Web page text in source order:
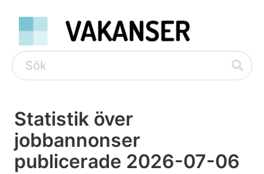
Statistik över
jobbannonser
publicerade 2026-07-06